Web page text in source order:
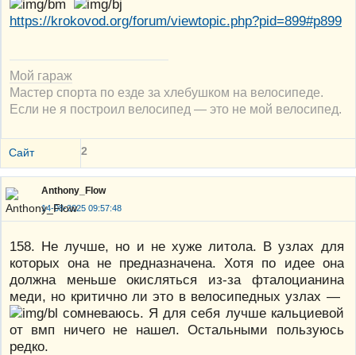
https://krokovod.org/forum/viewtopic.php?pid=899#p899
Мой гараж
Мастер спорта по езде за хлебушком на велосипеде.
Если не я построил велосипед — это не мой велосипед.
Сайт 2
Anthony_Flow
14-08-2025 09:57:48
158. Не лучше, но и не хуже литола. В узлах для
которых она не предназначена. Хотя по идее она
должна меньше окисляться из-за фталоцианина
меди, но критично ли это в велосипедных узлах —
сомневаюсь. Я для себя лучше кальциевой
от вмп ничего не нашел. Остальными пользуюсь
редко.